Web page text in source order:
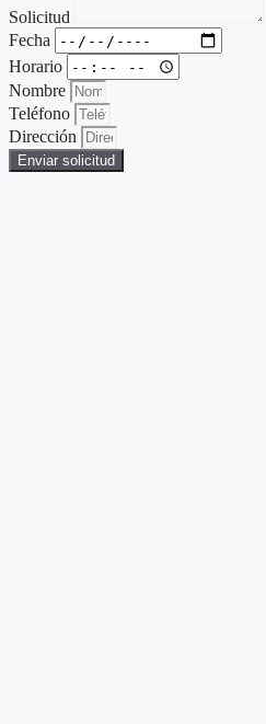
Solicitud
Fecha
Horario
Nombre
Teléfono
Dirección
Enviar solicitud